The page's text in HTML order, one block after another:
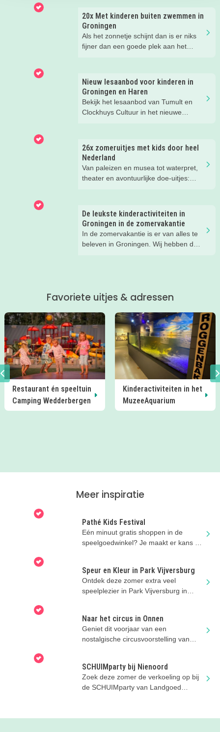
20x Met kinderen buiten zwemmen in
Groningen
Als het zonnetje schijnt dan is er niks
fijner dan een goede plek aan het
genoeg buiten te zwemmen in
Groningen. In dit blog vind je de 20
leukste plekken!
Nieuw lesaanbod voor kinderen in
Groningen en Haren
Bekijk het lesaanbod van Tumult en
Clockhuys Cultuur in het nieuwe
26x zomeruitjes met kids door heel
Nederland
Van paleizen en musea tot waterpret,
theater en avontuurlijke doe-uitjes:
De leukste kinderactiviteiten in
Groningen in de zomervakantie
In de zomervakantie is er van alles te
beleven in Groningen. Wij hebben de
Favoriete uitjes & adressen
Restaurant én speeltuin
Camping Wedderbergen
Kinderactiviteiten in het
MuzeeAquarium
Meer inspiratie
Pathé Kids Festival
Eén minuut gratis shoppen in de
speelgoedwinkel? Je maakt er kans op
Speur en Kleur in Park Vijversburg
Ontdek deze zomer extra veel
speelplezier in Park Vijversburg in
Naar het circus in Onnen
Geniet dit voorjaar van een
nostalgische circusvoorstelling van
SCHUIMparty bij Nienoord
Zoek deze zomer de verkoeling op bij
de SCHUIMparty van Landgoed